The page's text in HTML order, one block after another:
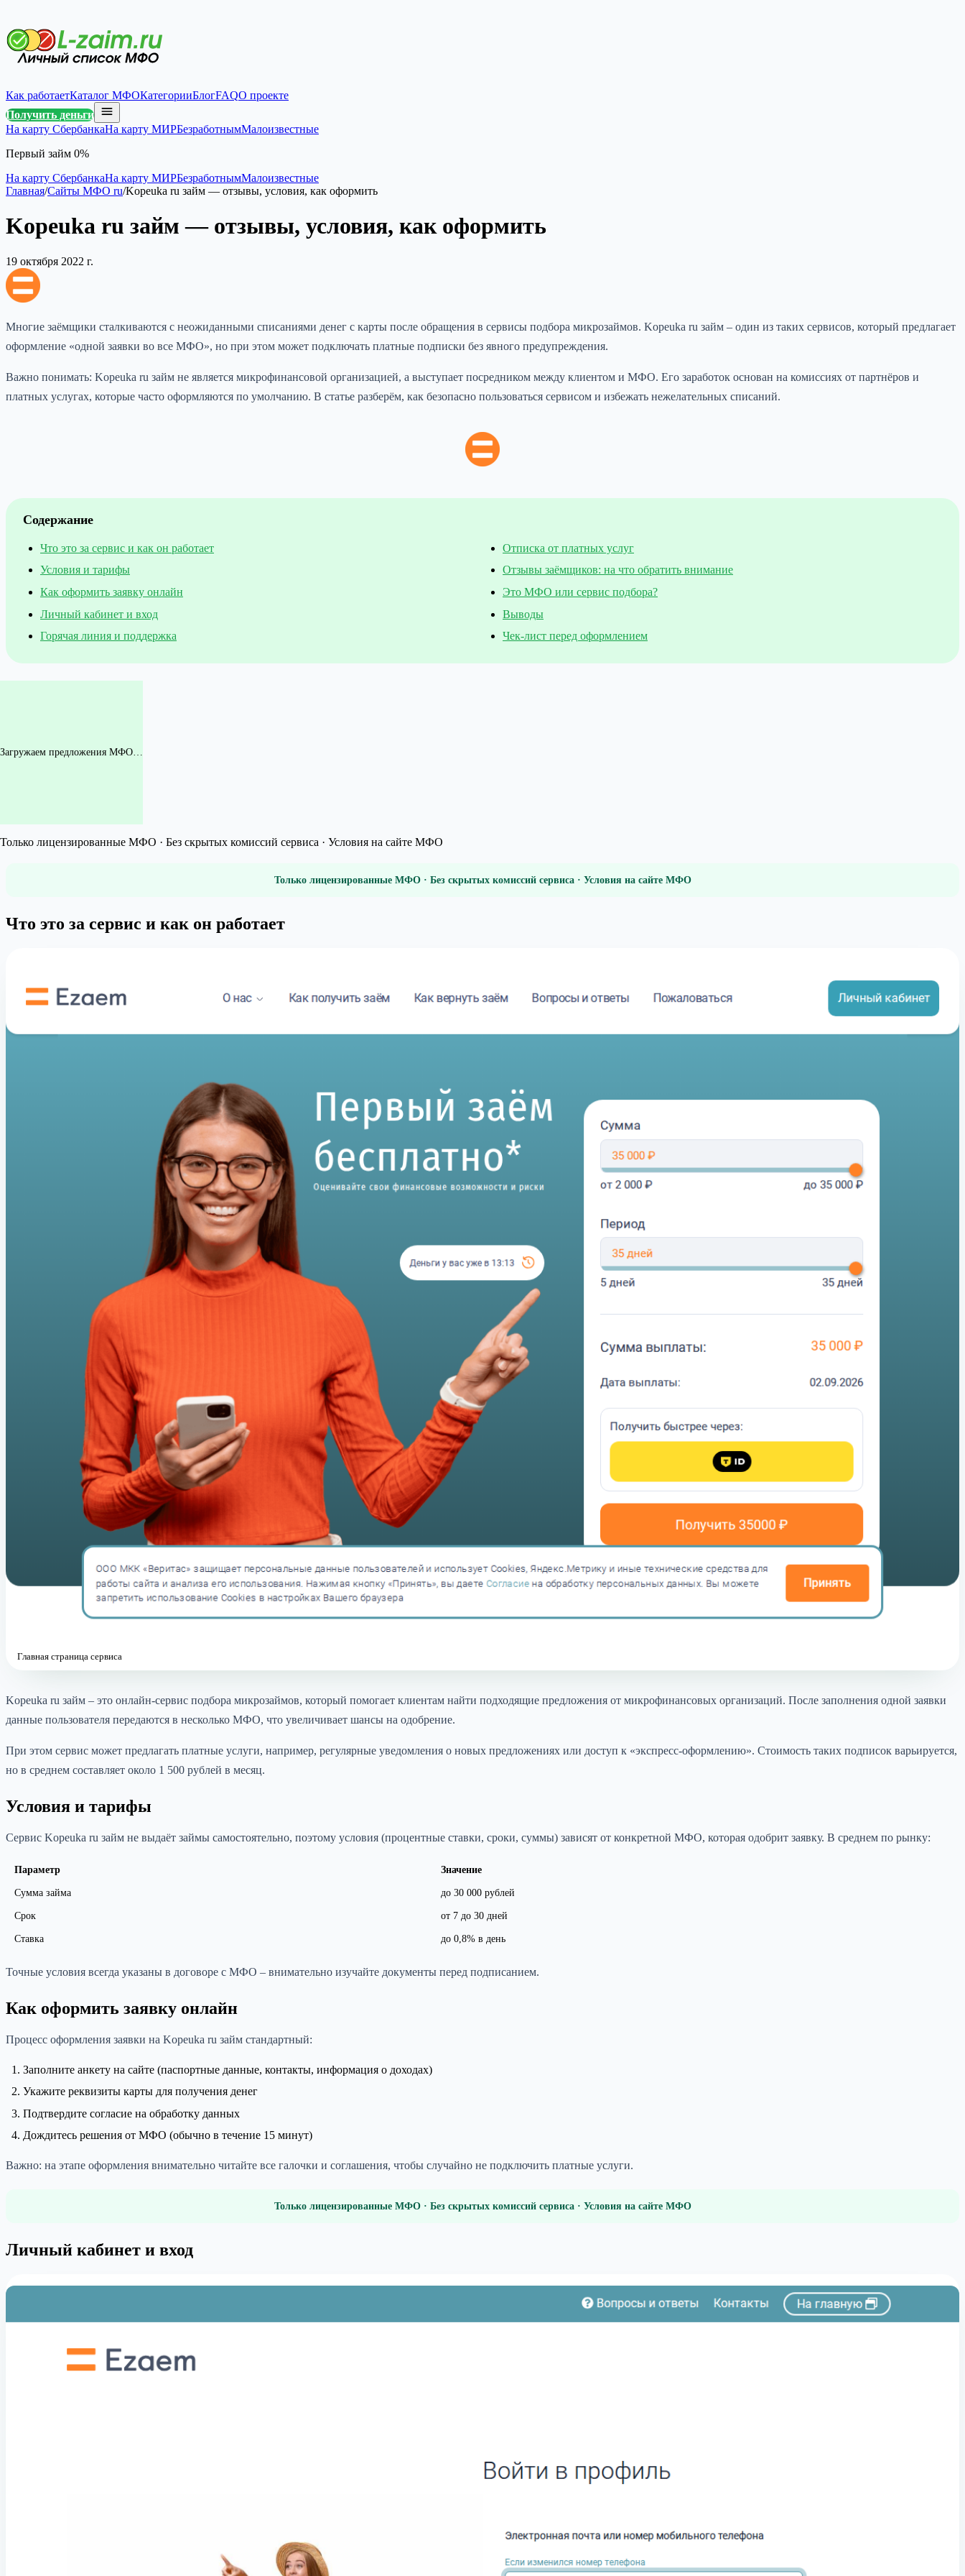
Как работаетКаталог МФОКатегорииБлогFAQО проекте
Получить деньги
На карту СбербанкаНа карту МИРБезработнымМалоизвестные
Первый займ 0%
На карту СбербанкаНа карту МИРБезработнымМалоизвестные
Главная/Сайты МФО ru/Kopeuka ru займ — отзывы, условия, как оформить
Kopeuka ru займ — отзывы, условия, как оформить
19 октября 2022 г.
Многие заёмщики сталкиваются с неожиданными списаниями денег с карты после обращения в сервисы подбора микрозаймов. Kopeuka ru займ – один из таких сервисов, который предлагает
оформление «одной заявки во все МФО», но при этом может подключать платные подписки без явного предупреждения.
Важно понимать: Kopeuka ru займ не является микрофинансовой организацией, а выступает посредником между клиентом и МФО. Его заработок основан на комиссиях от партнёров и
платных услугах, которые часто оформляются по умолчанию. В статье разберём, как безопасно пользоваться сервисом и избежать нежелательных списаний.
Содержание
Что это за сервис и как он работает
Условия и тарифы
Как оформить заявку онлайн
Личный кабинет и вход
Горячая линия и поддержка
Отписка от платных услуг
Отзывы заёмщиков: на что обратить внимание
Это МФО или сервис подбора?
Выводы
Чек-лист перед оформлением
Загружаем предложения МФО…
Только лицензированные МФО · Без скрытых комиссий сервиса · Условия на сайте МФО
Только лицензированные МФО · Без скрытых комиссий сервиса · Условия на сайте МФО
Что это за сервис и как он работает
Главная страница сервиса
Kopeuka ru займ – это онлайн-сервис подбора микрозаймов, который помогает клиентам найти подходящие предложения от микрофинансовых организаций. После заполнения одной заявки
данные пользователя передаются в несколько МФО, что увеличивает шансы на одобрение.
При этом сервис может предлагать платные услуги, например, регулярные уведомления о новых предложениях или доступ к «экспресс-оформлению». Стоимость таких подписок варьируется,
но в среднем составляет около 1 500 рублей в месяц.
Условия и тарифы
Сервис Kopeuka ru займ не выдаёт займы самостоятельно, поэтому условия (процентные ставки, сроки, суммы) зависят от конкретной МФО, которая одобрит заявку. В среднем по рынку:
Параметр Значение
Сумма займа до 30 000 рублей
Срок от 7 до 30 дней
Ставка до 0,8% в день
Точные условия всегда указаны в договоре с МФО – внимательно изучайте документы перед подписанием.
Как оформить заявку онлайн
Процесс оформления заявки на Kopeuka ru займ стандартный:
Заполните анкету на сайте (паспортные данные, контакты, информация о доходах)
Укажите реквизиты карты для получения денег
Подтвердите согласие на обработку данных
Дождитесь решения от МФО (обычно в течение 15 минут)
Важно: на этапе оформления внимательно читайте все галочки и соглашения, чтобы случайно не подключить платные услуги.
Только лицензированные МФО · Без скрытых комиссий сервиса · Условия на сайте МФО
Личный кабинет и вход